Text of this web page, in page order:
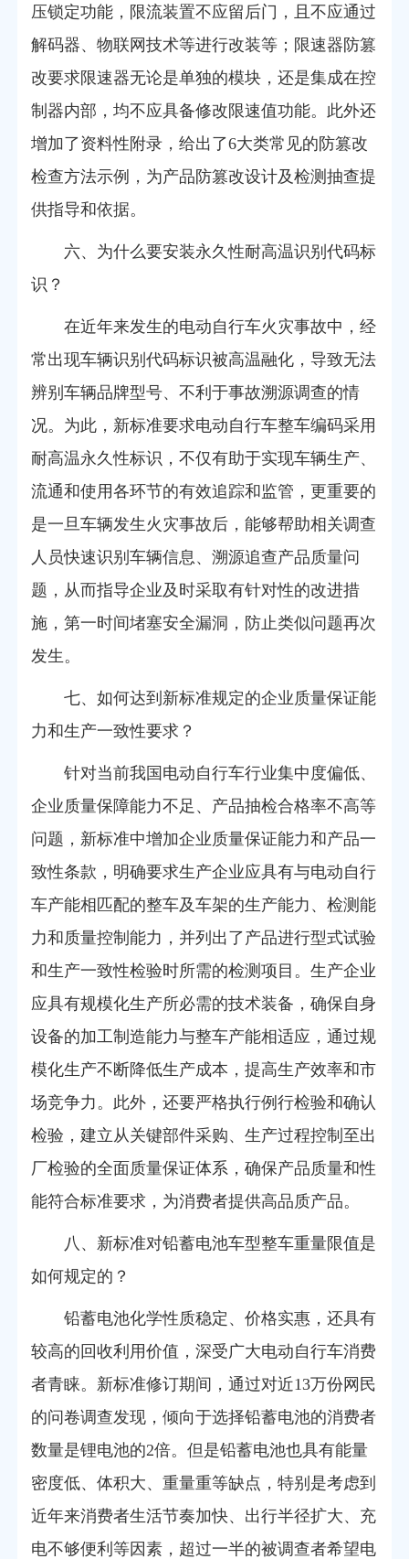
压锁定功能，限流装置不应留后门，且不应通过
解码器、物联网技术等进行改装等；限速器防篡
改要求限速器无论是单独的模块，还是集成在控
制器内部，均不应具备修改限速值功能。此外还
增加了资料性附录，给出了6大类常见的防篡改
检查方法示例，为产品防篡改设计及检测抽查提
供指导和依据。
六、为什么要安装永久性耐高温识别代码标
识？
在近年来发生的电动自行车火灾事故中，经
常出现车辆识别代码标识被高温融化，导致无法
辨别车辆品牌型号、不利于事故溯源调查的情
况。为此，新标准要求电动自行车整车编码采用
耐高温永久性标识，不仅有助于实现车辆生产、
流通和使用各环节的有效追踪和监管，更重要的
是一旦车辆发生火灾事故后，能够帮助相关调查
人员快速识别车辆信息、溯源追查产品质量问
题，从而指导企业及时采取有针对性的改进措
施，第一时间堵塞安全漏洞，防止类似问题再次
发生。
七、如何达到新标准规定的企业质量保证能
力和生产一致性要求？
针对当前我国电动自行车行业集中度偏低、
企业质量保障能力不足、产品抽检合格率不高等
问题，新标准中增加企业质量保证能力和产品一
致性条款，明确要求生产企业应具有与电动自行
车产能相匹配的整车及车架的生产能力、检测能
力和质量控制能力，并列出了产品进行型式试验
和生产一致性检验时所需的检测项目。生产企业
应具有规模化生产所必需的技术装备，确保自身
设备的加工制造能力与整车产能相适应，通过规
模化生产不断降低生产成本，提高生产效率和市
场竞争力。此外，还要严格执行例行检验和确认
检验，建立从关键部件采购、生产过程控制至出
厂检验的全面质量保证体系，确保产品质量和性
能符合标准要求，为消费者提供高品质产品。
八、新标准对铅蓄电池车型整车重量限值是
如何规定的？
铅蓄电池化学性质稳定、价格实惠，还具有
较高的回收利用价值，深受广大电动自行车消费
者青睐。新标准修订期间，通过对近13万份网民
的问卷调查发现，倾向于选择铅蓄电池的消费者
数量是锂电池的2倍。但是铅蓄电池也具有能量
密度低、体积大、重量重等缺点，特别是考虑到
近年来消费者生活节奏加快、出行半径扩大、充
电不够便利等因素，超过一半的被调查者希望电